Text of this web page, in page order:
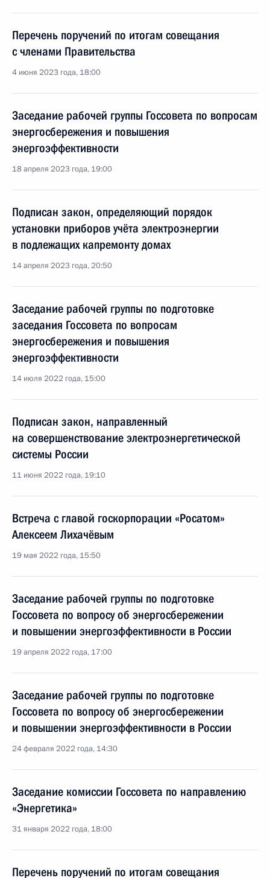
Перечень поручений по итогам совещания
с членами Правительства
4 июня 2023 года, 18:00
Заседание рабочей группы Госсовета по вопросам
энергосбережения и повышения
энергоэффективности
18 апреля 2023 года, 19:00
Подписан закон, определяющий порядок
установки приборов учёта электроэнергии
в подлежащих капремонту домах
14 апреля 2023 года, 20:50
Заседание рабочей группы по подготовке
заседания Госсовета по вопросам
энергосбережения и повышения
энергоэффективности
14 июля 2022 года, 15:00
Подписан закон, направленный
на совершенствование электроэнергетической
системы России
11 июня 2022 года, 19:10
Встреча с главой госкорпорации «Росатом»
Алексеем Лихачёвым
19 мая 2022 года, 15:50
Заседание рабочей группы по подготовке
Госсовета по вопросу об энергосбережении
и повышении энергоэффективности в России
19 апреля 2022 года, 17:00
Заседание рабочей группы по подготовке
Госсовета по вопросу об энергосбережении
и повышении энергоэффективности в России
24 февраля 2022 года, 14:30
Заседание комиссии Госсовета по направлению
«Энергетика»
31 января 2022 года, 18:00
Перечень поручений по итогам совещания